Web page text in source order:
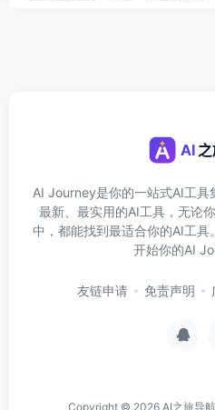
AI Journey是你的一站式AI工具
最新、最实用的AI工具，无论
中，都能找到最适合你的AI工具
开始你的AI
友链申请 免责声明
Copyright © 2026 AI之旅导航